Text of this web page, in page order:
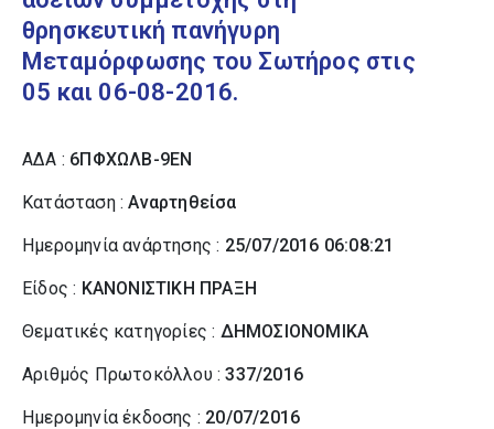
θρησκευτική πανήγυρη
Μεταμόρφωσης του Σωτήρος στις
05 και 06-08-2016.
ΑΔΑ : 6ΠΦΧΩΛΒ-9ΕΝ
Κατάσταση :Αναρτηθείσα
Ημερομηνία ανάρτησης : 25/07/2016 06:08:21
Είδος : ΚΑΝΟΝΙΣΤΙΚΗ ΠΡΑΞΗ
Θεματικές κατηγορίες : ΔΗΜΟΣΙΟΝΟΜΙΚΑ
Αριθμός Πρωτοκόλλου :337/2016
Ημερομηνία έκδοσης : 20/07/2016